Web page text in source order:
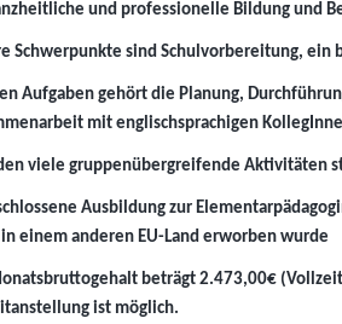
und professionelle Bildung und
Schwerpunkte sind Schulvorbereitung,
Aufgaben gehört die Planung,
mit englischsprachigen
viele gruppenübergreifende Aktivitäten
Ausbildung zur
einem anderen EU-Land erworben wurde
beträgt 2.473,00€
ist möglich.